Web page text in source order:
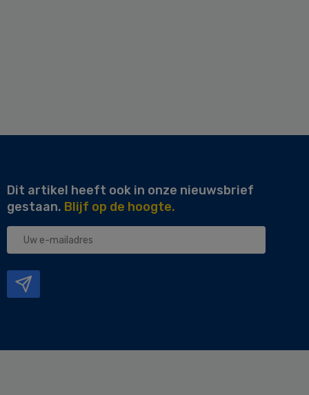
Dit artikel heeft ook in onze nieuwsbrief
gestaan. Blijf op de hoogte.
Uw